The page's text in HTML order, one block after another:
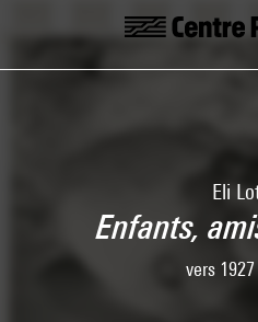
Skip to main content
Centre Pompidou
Eli
Enfants,
vers